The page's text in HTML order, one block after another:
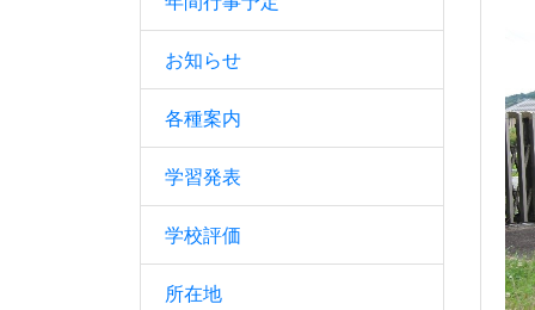
お知らせ
各種案内
学習発表
学校評価
所在地